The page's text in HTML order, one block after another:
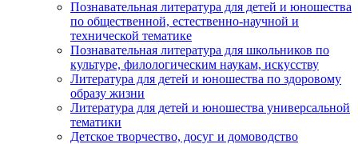
Познавательная литература для детей и юношества
по общественной, естественно-научной и
технической тематике
Познавательная литература для школьников по
культуре, филологическим наукам, искусству
Литература для детей и юношества по здоровому
образу жизни
Литература для детей и юношества универсальной
тематики
Детское творчество, досуг и домоводство